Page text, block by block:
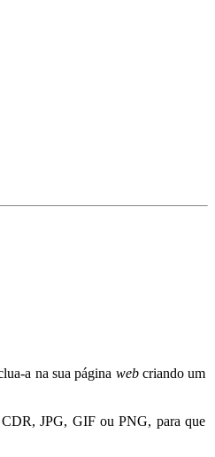
a na sua página webcriando um
JPG, GIF ou PNG, para que